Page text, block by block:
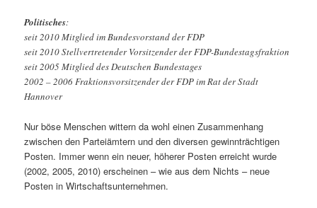
Politisches:
seit 2010 Mitglied im Bundesvorstand der FDP
seit 2010 Stellvertretender Vorsitzender der FDP-Bundestagsfraktion
seit 2005 Mitglied des Deutschen Bundestages
2002 – 2006 Fraktionsvorsitzender der FDP im Rat der Stadt
Hannover
Nur böse Menschen wittern da wohl einen Zusammenhang
zwischen den Parteiämtern und den diversen gewinnträchtigen
Posten. Immer wenn ein neuer, höherer Posten erreicht wurde
(2002, 2005, 2010) erscheinen – wie aus dem Nichts – neue
Posten in Wirtschaftsunternehmen.